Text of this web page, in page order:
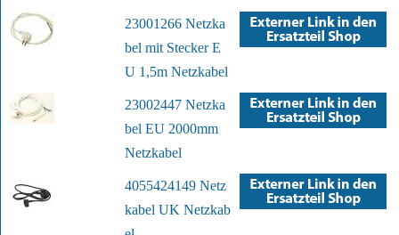
23001266 Netzka
bel mit Stecker E
U 1,5m Netzkabel
23002447 Netzka
bel EU 2000mm
Netzkabel
4055424149 Netz
kabel UK Netzkab